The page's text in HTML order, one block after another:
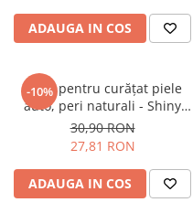
Piele
Odorizante
Recondiţionare Piele
Microfibre
Mănuşi Spălare
Prosoape Uscare
Lavete Microfibră
ADAUGA IN COS
-10%
Perie pentru curățat piele
auto, peri naturali - Shiny
Garage Leather Brush
30,90 RON
27,81 RON
ADAUGA IN COS